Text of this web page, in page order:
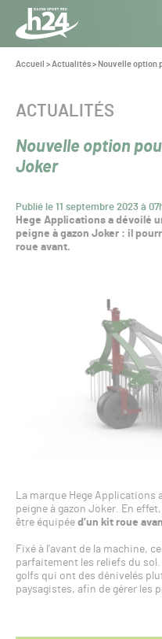
Panneau de gestion des cookies
Aller au contenu
Toute
l’info
Pro
Vous
Accueil >Actualités> Nouvelle option
Nouvelle option
Joker
Publié le 11 septembre 2023 à
CATÉGORIE :
ACTUALITÉS
Hege Applications a dévoilé
peigne à gazon Joker : il
roue avant.
La marque Hege
peigne à gazon Joker. En
être équipée d’un kit roue
Fixé à l’avant de la machine,
parfaitement les reliefs du
golfs qui ont des dénivelés
paysagistes, afin de gérer les